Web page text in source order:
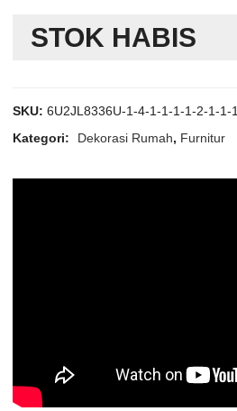
STOK HABIS
SKU:6U2JL8336U-1-4-1-1-1-1-2-1-1-1
Kategori:
Dekorasi Rumah, Furnitur